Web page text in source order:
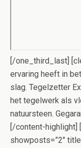
[/one_third_last]
ervaring heeft in
slag. Tegelzetter
het tegelwerk als
natuursteen.
[/content-highlight]
showposts=”2″